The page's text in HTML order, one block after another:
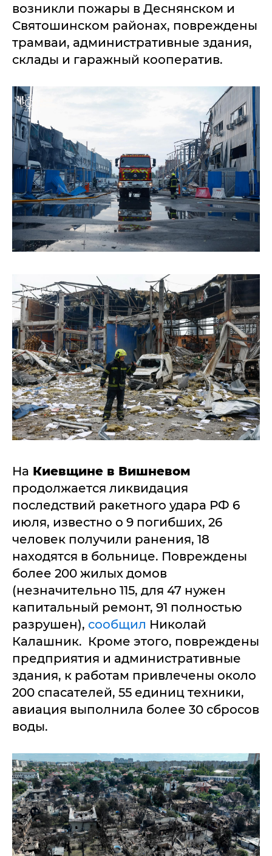
возникли пожары в Деснянском и
Святошинском районах, повреждены
трамваи, административные здания,
склады и гаражный кооператив.
На Киевщине в Вишневом
продолжается ликвидация
последствий ракетного удара РФ 6
июля, известно о 9 погибших, 26
человек получили ранения, 18
находятся в больнице. Повреждены
более 200 жилых домов
(незначительно 115, для 47 нужен
капитальный ремонт, 91 полностью
разрушен), сообщил Николай
Калашник. Кроме этого, повреждены
предприятия и административные
здания, к работам привлечены около
200 спасателей, 55 единиц техники,
авиация выполнила более 30 сбросов
воды.